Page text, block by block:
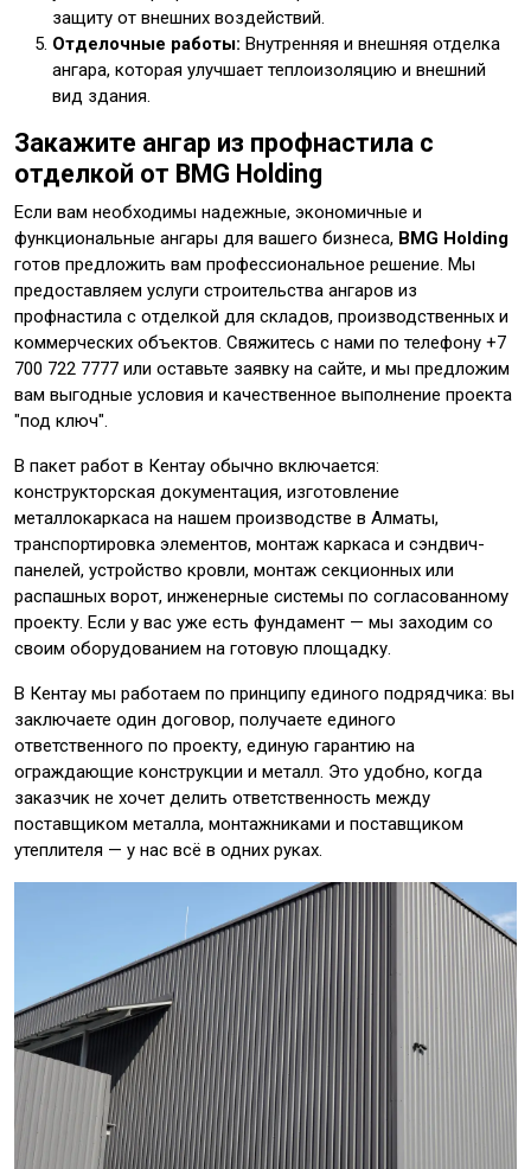
защиту от внешних воздействий.
Отделочные работы: Внутренняя и внешняя отделка
ангара, которая улучшает теплоизоляцию и внешний
вид здания.
Закажите ангар из профнастила с
отделкой от BMG Holding
Если вам необходимы надежные, экономичные и
функциональные ангары для вашего бизнеса, BMG Holding
готов предложить вам профессиональное решение. Мы
предоставляем услуги строительства ангаров из
профнастила с отделкой для складов, производственных и
коммерческих объектов. Свяжитесь с нами по телефону +7
700 722 7777 или оставьте заявку на сайте, и мы предложим
вам выгодные условия и качественное выполнение проекта
"под ключ".
В пакет работ в Кентау обычно включается:
конструкторская документация, изготовление
металлокаркаса на нашем производстве в Алматы,
транспортировка элементов, монтаж каркаса и сэндвич-
панелей, устройство кровли, монтаж секционных или
распашных ворот, инженерные системы по согласованному
проекту. Если у вас уже есть фундамент — мы заходим со
своим оборудованием на готовую площадку.
В Кентау мы работаем по принципу единого подрядчика: вы
заключаете один договор, получаете единого
ответственного по проекту, единую гарантию на
ограждающие конструкции и металл. Это удобно, когда
заказчик не хочет делить ответственность между
поставщиком металла, монтажниками и поставщиком
утеплителя — у нас всё в одних руках.